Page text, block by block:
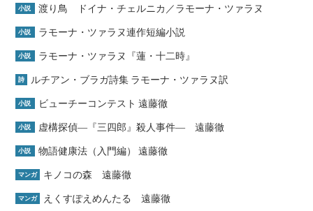
小説 渡り鳥 ドイナ・チェルニカ／ラモーナ・ツァラヌ
小説 ラモーナ・ツァラヌ連作短編小説
小説 ラモーナ・ツァラヌ『蓮・十二時』
詩 ルチアン・ブラガ詩集 ラモーナ・ツァラヌ訳
小説 ビューチーコンテスト 遠藤徹
小説 虚構探偵―『三四郎』殺人事件― 遠藤徹
小説 物語健康法（入門編） 遠藤徹
マンガ キノコの森 遠藤徹
マンガ えくすぽえめんたる 遠藤徹